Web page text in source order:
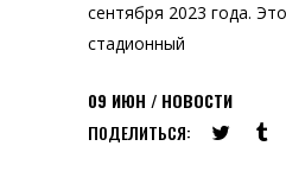
сентября 2023 года.
стадионный
09 ИЮН
НОВОСТИ
ПОДЕЛИТЬСЯ: